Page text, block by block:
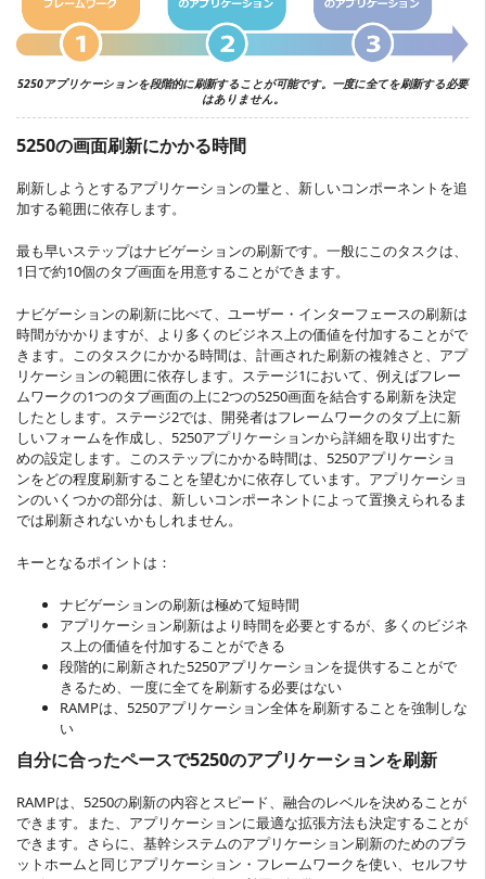
5250アプリケーションを段階的に刷新することが可能です。一度に全てを刷新する必要
はありません。
5250の画面刷新にかかる時間
刷新しようとするアプリケーションの量と、新しいコンポーネントを追
加する範囲に依存します。
最も早いステップはナビゲーションの刷新です。一般にこのタスクは、
1日で約10個のタブ画面を用意することができます。
ナビゲーションの刷新に比べて、ユーザー・インターフェースの刷新は
時間がかかりますが、より多くのビジネス上の価値を付加することがで
きます。このタスクにかかる時間は、計画された刷新の複雑さと、アプ
リケーションの範囲に依存します。ステージ1において、例えばフレー
ムワークの1つのタブ画面の上に2つの5250画面を結合する刷新を決定
したとします。ステージ2では、開発者はフレームワークのタブ上に新
しいフォームを作成し、5250アプリケーションから詳細を取り出すた
めの設定します。このステップにかかる時間は、5250アプリケーショ
ンをどの程度刷新することを望むかに依存しています。アプリケーショ
ンのいくつかの部分は、新しいコンポーネントによって置換えられるま
では刷新されないかもしれません。
キーとなるポイントは：
ナビゲーションの刷新は極めて短時間
アプリケーション刷新はより時間を必要とするが、多くのビジネ
ス上の価値を付加することができる
段階的に刷新された5250アプリケーションを提供することがで
きるため、一度に全てを刷新する必要はない
RAMPは、5250アプリケーション全体を刷新することを強制しな
い
自分に合ったペースで5250のアプリケーションを刷新
RAMPは、5250の刷新の内容とスピード、融合のレベルを決めることが
できます。また、アプリケーションに最適な拡張方法も決定することが
できます。さらに、基幹システムのアプリケーション刷新のためのプラ
ットホームと同じアプリケーション・フレームワークを使い、セルフサ